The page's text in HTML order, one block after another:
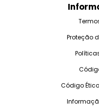
Proteção
Código